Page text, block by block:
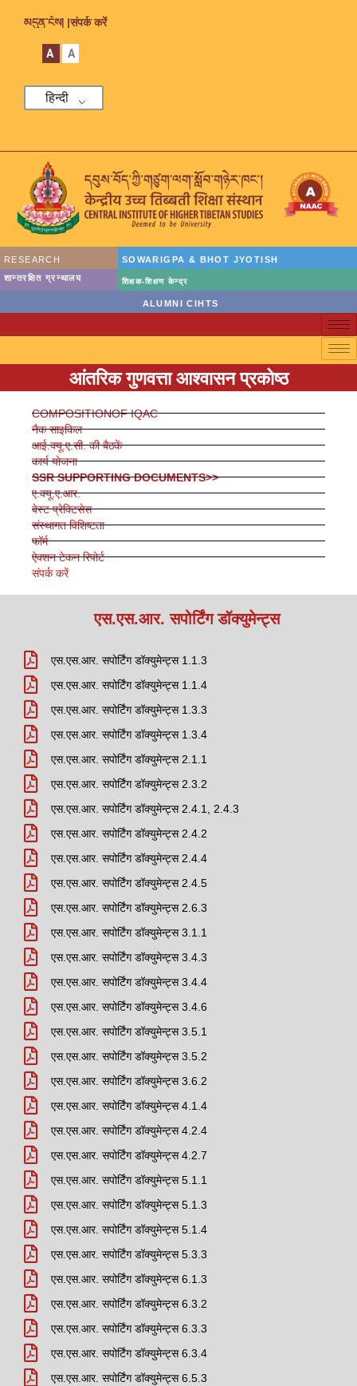
མདུན་ངོས། |संपर्क करें
A A
हिन्दी
RESEARCH
SOWARIGPA & BHOT JYOTISH
शान्तरक्षित ग्रन्थालय
शिक्षक-शिक्षण केन्द्र
ALUMNI CIHTS
आंतरिक गुणवत्ता आश्वासन प्रकोष्ठ
COMPOSITIONOF IQAC
नैक साइकिल
आई.क्यू.ए.सी. की बैठकें
कार्य योजना
SSR SUPPORTING DOCUMENTS>>
ए.क्यू.ए.आर.
बेस्ट प्रेक्टिसेस
संस्थागत विशिष्टता
फॉर्म
ऐक्शन टेकन रिपोर्ट
संपर्क करें
एस.एस.आर. सपोर्टिंग डॉक्युमेन्ट्स
एस.एस.आर. सपोर्टिंग डॉक्युमेन्ट्स 1.1.3
एस.एस.आर. सपोर्टिंग डॉक्युमेन्ट्स 1.1.4
एस.एस.आर. सपोर्टिंग डॉक्युमेन्ट्स 1.3.3
एस.एस.आर. सपोर्टिंग डॉक्युमेन्ट्स 1.3.4
एस.एस.आर. सपोर्टिंग डॉक्युमेन्ट्स 2.1.1
एस.एस.आर. सपोर्टिंग डॉक्युमेन्ट्स 2.3.2
एस.एस.आर. सपोर्टिंग डॉक्युमेन्ट्स 2.4.1, 2.4.3
एस.एस.आर. सपोर्टिंग डॉक्युमेन्ट्स 2.4.2
एस.एस.आर. सपोर्टिंग डॉक्युमेन्ट्स 2.4.4
एस.एस.आर. सपोर्टिंग डॉक्युमेन्ट्स 2.4.5
एस.एस.आर. सपोर्टिंग डॉक्युमेन्ट्स 2.6.3
एस.एस.आर. सपोर्टिंग डॉक्युमेन्ट्स 3.1.1
एस.एस.आर. सपोर्टिंग डॉक्युमेन्ट्स 3.4.3
एस.एस.आर. सपोर्टिंग डॉक्युमेन्ट्स 3.4.4
एस.एस.आर. सपोर्टिंग डॉक्युमेन्ट्स 3.4.6
एस.एस.आर. सपोर्टिंग डॉक्युमेन्ट्स 3.5.1
एस.एस.आर. सपोर्टिंग डॉक्युमेन्ट्स 3.5.2
एस.एस.आर. सपोर्टिंग डॉक्युमेन्ट्स 3.6.2
एस.एस.आर. सपोर्टिंग डॉक्युमेन्ट्स 4.1.4
एस.एस.आर. सपोर्टिंग डॉक्युमेन्ट्स 4.2.4
एस.एस.आर. सपोर्टिंग डॉक्युमेन्ट्स 4.2.7
एस.एस.आर. सपोर्टिंग डॉक्युमेन्ट्स 5.1.1
एस.एस.आर. सपोर्टिंग डॉक्युमेन्ट्स 5.1.3
एस.एस.आर. सपोर्टिंग डॉक्युमेन्ट्स 5.1.4
एस.एस.आर. सपोर्टिंग डॉक्युमेन्ट्स 5.3.3
एस.एस.आर. सपोर्टिंग डॉक्युमेन्ट्स 6.1.3
एस.एस.आर. सपोर्टिंग डॉक्युमेन्ट्स 6.3.2
एस.एस.आर. सपोर्टिंग डॉक्युमेन्ट्स 6.3.3
एस.एस.आर. सपोर्टिंग डॉक्युमेन्ट्स 6.3.4
एस.एस.आर. सपोर्टिंग डॉक्युमेन्ट्स 6.5.3